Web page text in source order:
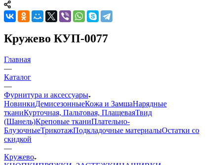
Кружево КУП-0077
Главная
—
Каталог
—
Фурнитура и аксессуары
НовинкиДемисезонныеКожа и ЗамшаНарядные
тканиКурточная, Пальтовая, ПлащеваяТвид
(Шанель)Креповые тканиПлательно-
БлузочныеТрикотажПодкладочные материалыОстатки со
скидкой
—
Кружево